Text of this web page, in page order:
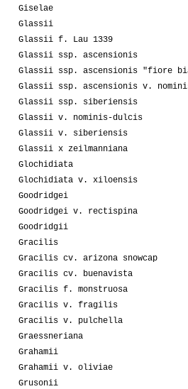
Giselae
Glassii
Glassii f. Lau 1339
Glassii ssp. ascensionis
Glassii ssp. ascensionis "fiore
Glassii ssp. ascensionis v.
Glassii ssp. siberiensis
Glassii v. nominis-dulcis
Glassii v. siberiensis
Glassii x zeilmanniana
Glochidiata
Glochidiata v. xiloensis
Goodridgei
Goodridgei v. rectispina
Goodridgii
Gracilis
Gracilis cv. arizona snowcap
Gracilis cv. buenavista
Gracilis f. monstruosa
Gracilis v. fragilis
Gracilis v. pulchella
Graessneriana
Grahamii
Grahamii v. oliviae
Grusonii